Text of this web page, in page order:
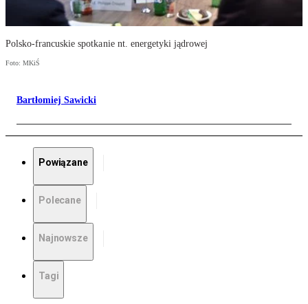
Polsko-francuskie spotkanie nt. energetyki jądrowej
Foto: MKiŚ
Bartłomiej Sawicki
Powiązane
Polecane
Najnowsze
Tagi